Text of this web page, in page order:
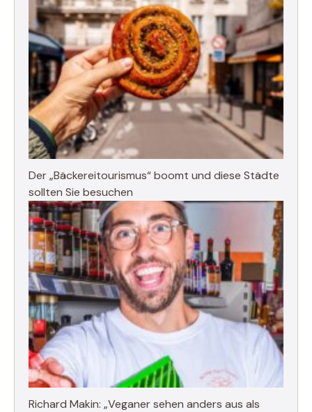
Der „Bäckereitourismus“ boomt und diese Städte
sollten Sie besuchen
Richard Makin: „Veganer sehen anders aus als